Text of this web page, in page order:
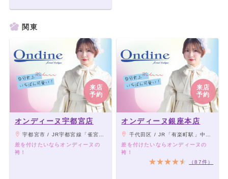
関東
来店
予約
オンディーヌ宇都宮店
宇都宮市 / JR宇都宮線「雀宮駅」から車7分、東武宇都宮線「江曽島駅」「西川田駅」から車4分／北関東道路「壬生IC」から車10分、「宇都宮上三川IC」から車10分
差を付けたいならオンディーヌの
袴！
来店
予約
オンディーヌ銀座本店
千代田区 / JR「有楽町駅」中央口・東京メトロ各線「銀座駅」C4出口から徒歩2分、東京メトロ有楽町線「有楽町駅」D7出口から徒歩2分
差を付けたいならオンディーヌの
袴！
（87件）